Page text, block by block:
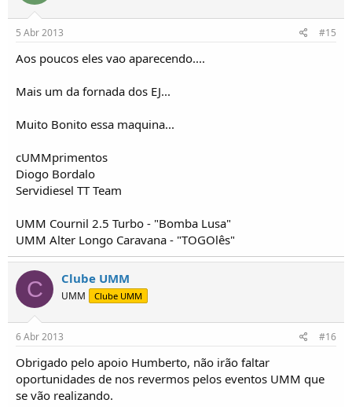
5 Abr 2013 #15
Aos poucos eles vao aparecendo....
Mais um da fornada dos EJ...
Muito Bonito essa maquina...
cUMMprimentos
Diogo Bordalo
Servidiesel TT Team
UMM Cournil 2.5 Turbo - "Bomba Lusa"
UMM Alter Longo Caravana - "TOGOlês"
C Clube UMM
UMM Clube UMM
6 Abr 2013 #16
Obrigado pelo apoio Humberto, não irão faltar
oportunidades de nos revermos pelos eventos UMM que
se vão realizando.